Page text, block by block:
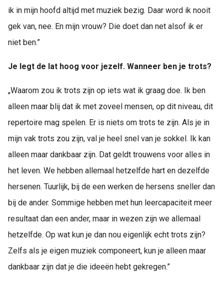
ik in mijn hoofd altijd met muziek bezig. Daar word ik nooit
gek van, nee. En mijn vrouw? Die doet dan net alsof ik er
niet ben.”
Je legt de lat hoog voor jezelf. Wanneer ben je trots?
„Waarom zou ik trots zijn op iets wat ik graag doe. Ik ben
alleen maar blij dat ik met zoveel mensen, op dit niveau, dit
repertoire mag spelen. Er is niets om trots te zijn. Als je in
mijn vak trots zou zijn, val je heel snel van je sokkel. Ik kan
alleen maar dankbaar zijn. Dat geldt trouwens voor alles in
het leven. We hebben allemaal hetzelfde hart en dezelfde
hersenen. Tuurlijk, bij de een werken de hersens sneller dan
bij de ander. Sommige hebben met hun leercapaciteit meer
resultaat dan een ander, maar in wezen zijn we allemaal
hetzelfde. Op wat kun je dan nou eigenlijk echt trots zijn?
Zelfs als je eigen muziek componeert, kun je alleen maar
dankbaar zijn dat je die ideeën hebt gekregen.”